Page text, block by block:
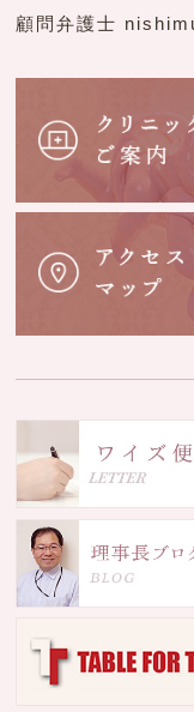
顧問弁護士